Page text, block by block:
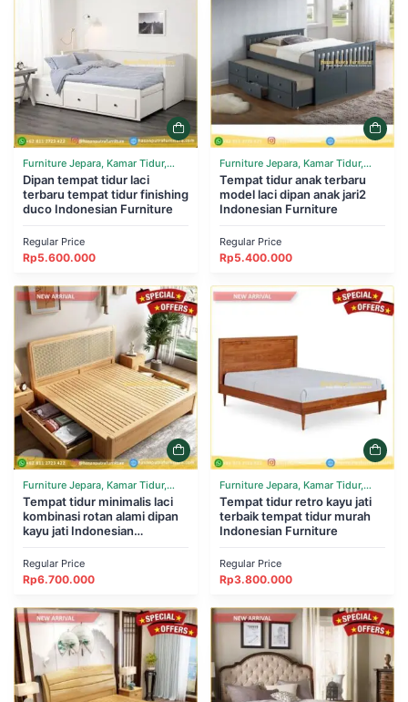
Furniture Jepara, Kamar Tidur,
Tempat Tidur
Dipan tempat tidur laci
terbaru tempat tidur finishing
duco Indonesian Furniture
Regular Price
Rp5.600.000
Furniture Jepara, Kamar Tidur,
Tempat Tidur
Tempat tidur anak terbaru
model laci dipan anak jari2
Indonesian Furniture
Regular Price
Rp5.400.000
Furniture Jepara, Kamar Tidur,
Tempat Tidur
Tempat tidur minimalis laci
kombinasi rotan alami dipan
kayu jati Indonesian
Regular Price
Rp6.700.000
Furniture Jepara, Kamar Tidur,
Tempat Tidur
Tempat tidur retro kayu jati
terbaik tempat tidur murah
Indonesian Furniture
Regular Price
Rp3.800.000